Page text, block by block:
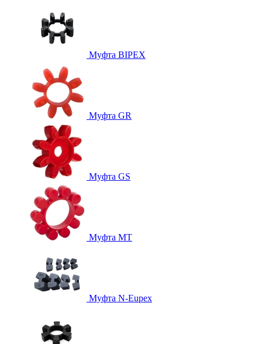
Муфта BIPEX
Муфта GR
Муфта GS
Муфта MT
Муфта N-Eupex